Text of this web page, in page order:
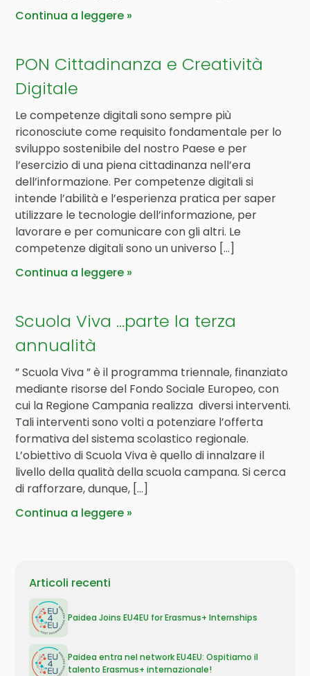
Continua a leggere
PON Cittadinanza e Creatività
Digitale
Le competenze digitali sono sempre più
riconosciute come requisito fondamentale per lo
sviluppo sostenibile del nostro Paese e per
l’esercizio di una piena cittadinanza nell’era
dell’informazione. Per competenze digitali si
intende l’abilità e l’esperienza pratica per saper
utilizzare le tecnologie dell’informazione, per
lavorare e per comunicare con gli altri. Le
competenze digitali sono un universo […]
Continua a leggere
Scuola Viva …parte la terza
annualità
” Scuola Viva ” è il programma triennale, finanziato
mediante risorse del Fondo Sociale Europeo, con
cui la Regione Campania realizza diversi interventi.
Tali interventi sono volti a potenziare l’offerta
formativa del sistema scolastico regionale.
L’obiettivo di Scuola Viva è quello di innalzare il
livello della qualità della scuola campana. Si cerca
di rafforzare, dunque, […]
Continua a leggere
Articoli recenti
Paidea Joins EU4EU for Erasmus+ Internships
Paidea entra nel network EU4EU: Ospitiamo il
talento Erasmus+ internazionale!